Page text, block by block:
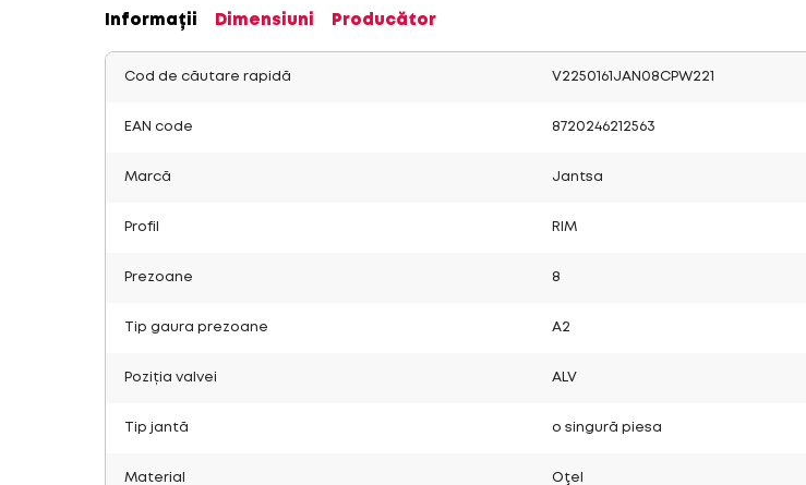
Informații Dimensiuni Producător
Cod de căutare rapidă V2250161JAN08CPW221
EAN code 8720246212563
Marcă Jantsa
Profil RIM
Prezoane 8
Tip gaura prezoane A2
Poziția valvei ALV
Tip jantă o singură piesa
Material Oţel